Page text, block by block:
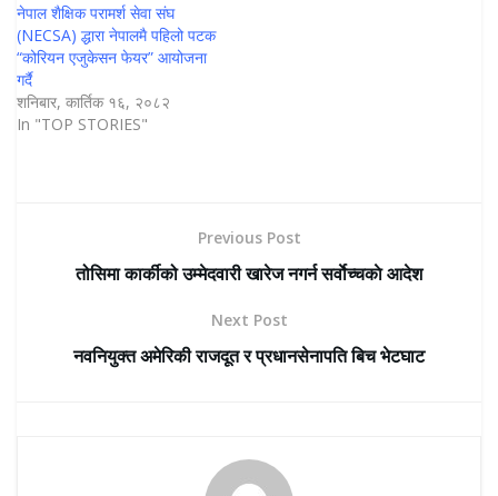
नेपाल शैक्षिक परामर्श सेवा संघ
(NECSA) द्धारा नेपालमै पहिलो पटक
“कोरियन एजुकेसन फेयर” आयोजना
गर्दै
शनिबार, कार्तिक १६, २०८२
In "TOP STORIES"
Previous Post
तोसिमा कार्कीको उम्मेदवारी खारेज नगर्न सर्वाेच्चकाे आदेश
Next Post
नवनियुक्त अमेरिकी राजदूत र प्रधानसेनापति बिच भेटघाट